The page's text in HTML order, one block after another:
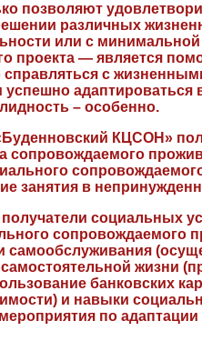
позволяют
различных
или с
проекта — является
с
адаптироваться
– особенно.
КЦСОН»
занятия в
социальных
сопровождаемого
самообслуживания
жизни
банковских
и навыки
по